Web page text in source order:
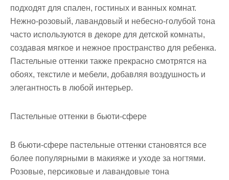
подходят для спален, гостиных и ванных комнат.
Нежно-розовый, лавандовый и небесно-голубой тона
часто используются в декоре для детской комнаты,
создавая мягкое и нежное пространство для ребенка.
Пастельные оттенки также прекрасно смотрятся на
обоях, текстиле и мебели, добавляя воздушность и
элегантность в любой интерьер.
Пастельные оттенки в бьюти-сфере
В бьюти-сфере пастельные оттенки становятся все
более популярными в макияже и уходе за ногтями.
Розовые, персиковые и лавандовые тона